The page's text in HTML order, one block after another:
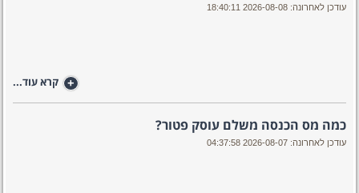
עודכן לאחרונה: 2026-08-08 18:40:11
+ קרא עוד...
כמה מס הכנסה משלם עוסק פטור?
עודכן לאחרונה: 2026-08-07 04:37:58